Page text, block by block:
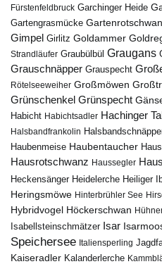
Fürstenfeldbruck Garchinger Heide
Gartengrasmücke
Gimpel Girlitz Goldammer
Strandläufer Graubülbül Graugans
Grauschnäpper Grauspecht
Rötelseeweiher Großmöwen
Grünschenkel Grünspecht
Habicht Habichtsadler Hachinger
Halsbandfrankolin
Haubenmeise Haubentaucher
Hausrotschwanz Haussegler
Heckensänger Heidelerche Heiliger
Heringsmöwe Hinterbrühler See
Hybridvogel Höckerschwan
Isabellsteinschmätzer Isar
Speichersee Italiensperling
Kaiseradler Kalanderlerche